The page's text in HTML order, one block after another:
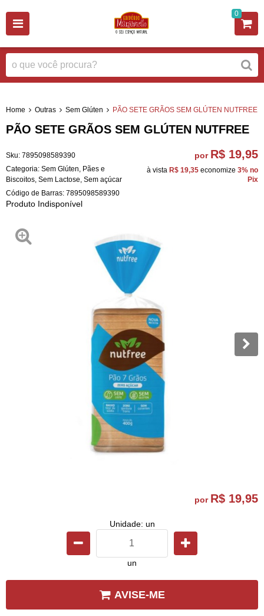
0
Home Outras Sem Glúten PÃO SETE GRÃOS SEM GLÚTEN NUTFREE
PÃO SETE GRÃOS SEM GLÚTEN NUTFREE
Sku: 7895098589390
Categoria: Sem Glúten Pães e
Biscoitos Sem Lactose Sem açúcar
Código de Barras: 7895098589390
Produto Indisponível
por R$ 19,95
à vista R$ 19,35 economize 3% no
Pix
por R$ 19,95
Unidade: un
un
AVISE-ME